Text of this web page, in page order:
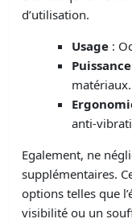
d’utilisation.
Usage :
Puissance
matériaux.
anti-
Egalement, ne
supplémentaires.
options telles que
visibilité ou un